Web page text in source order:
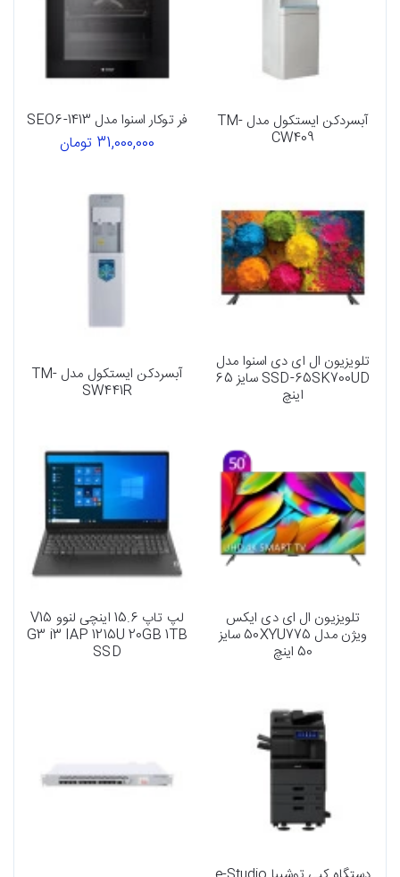
آبسردکن ایستکول مدل TM-
CW409
فر توکار اسنوا مدل SEO6-1413
31,000,000 تومان
تلویزیون ال ای دی اسنوا مدل
SSD-65SK700UD سایز 65
اینچ
آبسردکن ایستکول مدل TM-
SW441R
تلویزیون ال ای دی ایکس
ویژن مدل 50XYU775 سایز
50 اینچ
لپ تاپ 15.6 اینچی لنوو V15
G3 i3 IAP 1215U 20GB 1TB
SSD